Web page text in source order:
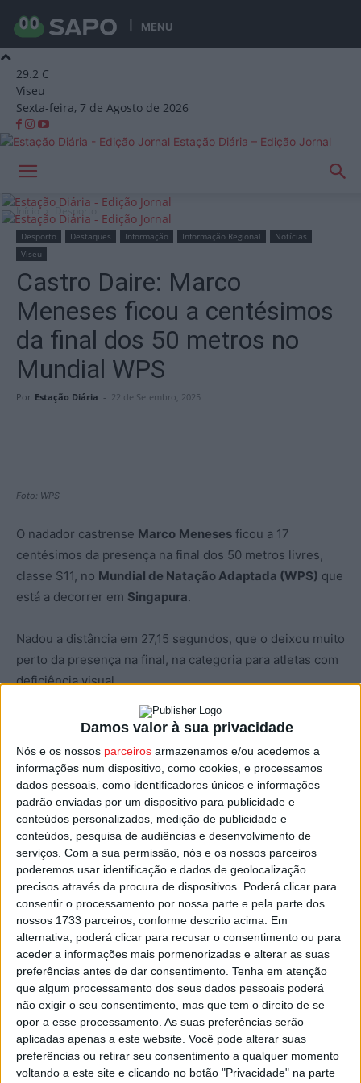
Damos valor à sua privacidade
Nós e os nossos parceiros armazenamos e/ou acedemos a
informações num dispositivo, como cookies, e processamos
dados pessoais, como identificadores únicos e informações
padrão enviadas por um dispositivo para publicidade e
conteúdos personalizados, medição de publicidade e
conteúdos, pesquisa de audiências e desenvolvimento de
serviços. Com a sua permissão, nós e os nossos parceiros
poderemos usar identificação e dados de geolocalização
precisos através da procura de dispositivos. Poderá clicar para
consentir o processamento por nossa parte e pela parte dos
nossos 1733 parceiros, conforme descrito acima. Em
alternativa, poderá clicar para recusar o consentimento ou para
aceder a informações mais pormenorizadas e alterar as suas
preferências antes de dar consentimento. Tenha em atenção
que algum processamento dos seus dados pessoais poderá
não exigir o seu consentimento, mas que tem o direito de se
opor a esse processamento. As suas preferências serão
aplicadas apenas a este website. Você pode alterar suas
preferências ou retirar seu consentimento a qualquer momento
voltando a este site e clicando no botão "Privacidade" na parte
MENU
29.2 C
Viseu
Sexta-feira, 7 de Agosto de 2026
Estação Diária – Edição Jornal
Início Desporto
Desporto Destaques Informação Informação Regional
Notícias
Viseu
Castro Daire: Marco
Meneses ficou a centésimos
da final dos 50 metros no
Mundial WPS
Por Estação Diária - 22 de Setembro, 2025
Foto: WPS
O nadador castrense Marco Meneses ficou a 17
centésimos da presença na final dos 50 metros livres,
classe S11, no Mundial de Natação Adaptada (WPS) que
está a decorrer em Singapura.
Nadou a distância em 27,15 segundos, que o deixou muito
perto da presença na final, na categoria para atletas com
deficiência visual.
O castrense tem ainda pela frente mais três provas, com
a presença nos 200 metros estilos, marcada para quarta-
feira, no dia 26 de setembro nada os 100 metros costas,
e no dia seguinte termina a participação no Mundial WPS
a nadar a prova dos 400 livres.
Esta e outras notícias para ouvir na Estação Diária – 96.8
FM ou em www.968.fm
Pub
Viseu